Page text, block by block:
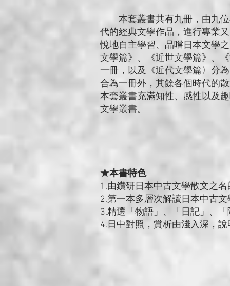
本套叢書共有九冊，由九位
代的經典文學作品，進行專業
悅地自主學習、品嚐日本文學
文學篇》、《近世文學篇》、
一冊，以及《近代文學篇〉分
合為一冊外，其餘各個時代的
本套叢書充滿知性、感性以及
文學叢書。
★本書特色
1.由鑽研日本中古文學散文之
2.第一本多層次解讀日本中古
3.精選「物語」、「日記」、
4.日中對照，賞析由淺入深，